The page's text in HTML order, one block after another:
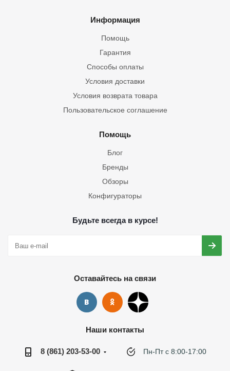
Информация
Помощь
Гарантия
Способы оплаты
Условия доставки
Условия возврата товара
Пользовательское соглашение
Помощь
Блог
Бренды
Обзоры
Конфигураторы
Будьте всегда в курсе!
Оставайтесь на связи
Наши контакты
8 (861) 203-53-00 Пн-Пт с 8:00-17:00